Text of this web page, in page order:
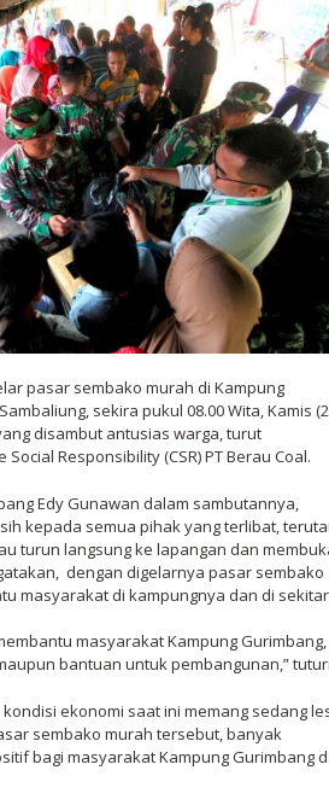
pasar sembako murah di Kampung
sekira pukul 08.00 Wita, Kamis
disambut antusias warga, turut
Responsibility (CSR) PT Berau Coal.
Edy Gunawan dalam sambutannya,
kepada semua pihak yang terlibat,
turun langsung ke lapangan dan
dengan digelarnya pasar sembako
masyarakat di kampungnya dan di
masyarakat Kampung
bantuan untuk pembangunan,”
ekonomi saat ini memang sedang
sembako murah tersebut, banyak
bagi masyarakat Kampung Gurimbang